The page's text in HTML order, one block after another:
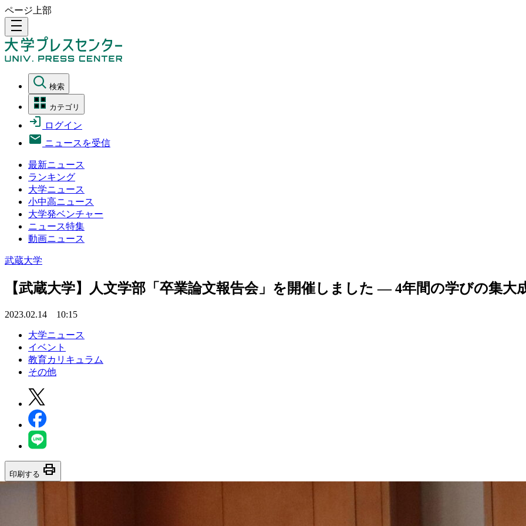
ページ上部
density_medium
検索
カテゴリ
ログイン
ニュースを受信
最新ニュース
ランキング
大学ニュース
小中高ニュース
大学発ベンチャー
ニュース特集
動画ニュース
武蔵大学
【武蔵大学】人文学部「卒業論文報告会」を開催しました — 4年間の学びの集大
2023.02.14 10:15
大学ニュース
イベント
教育カリキュラム
その他
印刷する print